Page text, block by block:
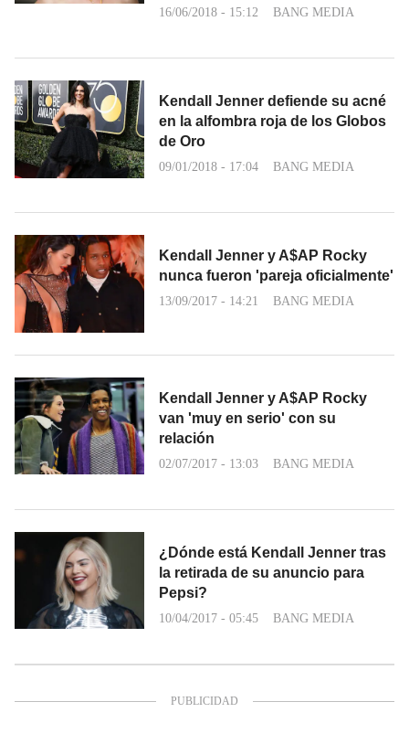
16/06/2018 - 15:12 BANG MEDIA
Kendall Jenner defiende su acné
en la alfombra roja de los Globos
de Oro
09/01/2018 - 17:04 BANG MEDIA
Kendall Jenner y A$AP Rocky
nunca fueron 'pareja oficialmente'
13/09/2017 - 14:21 BANG MEDIA
Kendall Jenner y A$AP Rocky
van 'muy en serio' con su
relación
02/07/2017 - 13:03 BANG MEDIA
¿Dónde está Kendall Jenner tras
la retirada de su anuncio para
Pepsi?
10/04/2017 - 05:45 BANG MEDIA